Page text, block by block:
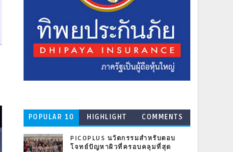
POPULAR 10 HIGHLIGHT COMMENTS
PICOPLUS นวัตกรรมสำหรับตอบ
โจทย์ปัญหาผิวที่ครอบคลุมที่สุด